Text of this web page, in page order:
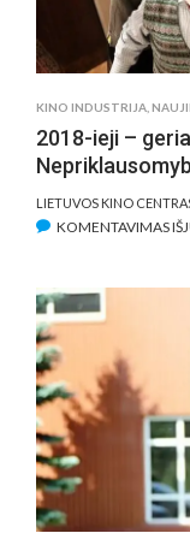
KINO INDUSTRIJA
2018-ieji –
LIETUVOS KINO
KOMENTAVIMAS